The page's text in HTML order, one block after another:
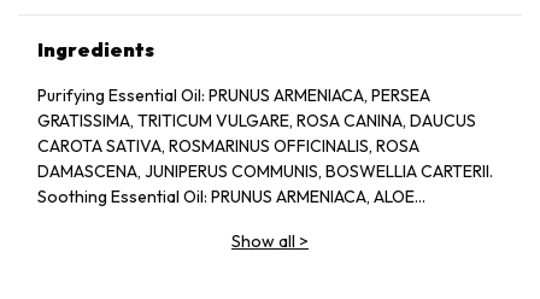
Ingredients
Purifying Essential Oil: PRUNUS ARMENIACA, PERSEA
GRATISSIMA, TRITICUM VULGARE, ROSA CANINA, DAUCUS
CAROTA SATIVA, ROSMARINUS OFFICINALIS, ROSA
DAMASCENA, JUNIPERUS COMMUNIS, BOSWELLIA CARTERII.
Soothing Essential Oil: PRUNUS ARMENIACA, ALOE
Show all >